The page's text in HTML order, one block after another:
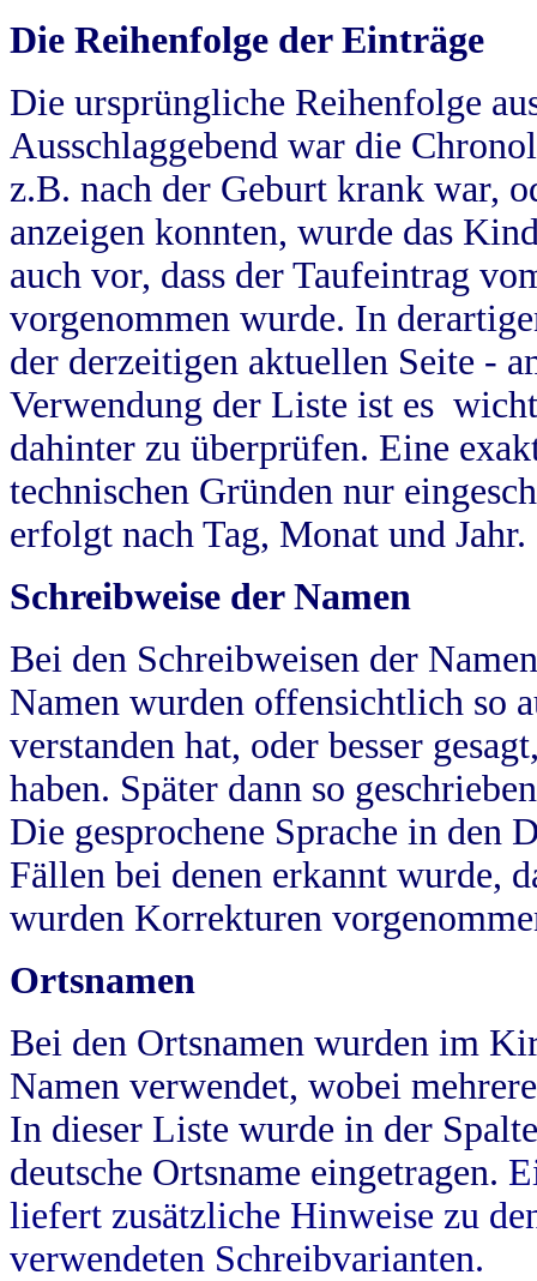
Die Reihenfolge der Einträge
Die ursprüngliche Reihenfolge
Ausschlaggebend war die
z.B. nach der Geburt krank war,
anzeigen konnten, wurde das
auch vor, dass der Taufeintrag
vorgenommen wurde. In
der derzeitigen aktuellen Seite -
Verwendung der Liste ist es
dahinter zu überprüfen. Eine
technischen Gründen nur
erfolgt nach Tag, Monat und Jahr.
Schreibweise der Namen
Bei den Schreibweisen der
Namen wurden offensichtlich so
verstanden hat, oder besser
haben. Später dann so
Die gesprochene Sprache in
Fällen bei denen erkannt wurde,
wurden Korrekturen
Ortsnamen
Bei den Ortsnamen wurden im
Namen verwendet, wobei
In dieser Liste wurde in der
deutsche Ortsname eingetragen.
liefert zusätzliche Hinweise zu
verwendeten Schreibvarianten.